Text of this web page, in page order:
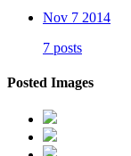
Nov 7 2014
7 posts
Posted Images